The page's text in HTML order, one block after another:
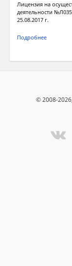
Лицензия на
деятельности
25.08.2017 г.
Подробнее
© 2008-